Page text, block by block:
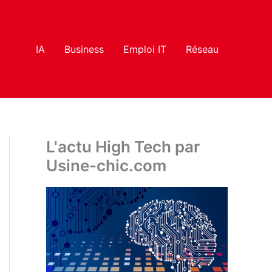
IA Business Emploi IT Réseau
L'actu High Tech par
Usine-chic.com